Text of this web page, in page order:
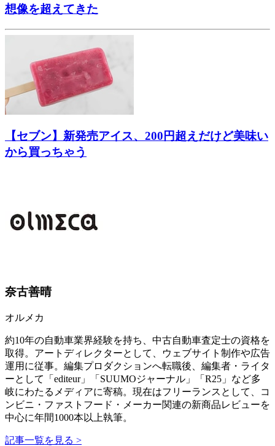
想像を超えてきた
【セブン】新発売アイス、200円超えだけど美味い
から買っちゃう
奈古善晴
オルメカ
約10年の自動車業界経験を持ち、中古自動車査定士の資格を
取得。アートディレクターとして、ウェブサイト制作や広告
運用に従事。編集プロダクションへ転職後、編集者・ライタ
ーとして「editeur」「SUUMOジャーナル」「R25」など多
岐にわたるメディアに寄稿。現在はフリーランスとして、コ
ンビニ・ファストフード・メーカー関連の新商品レビューを
中心に年間1000本以上執筆。
記事一覧を見る >